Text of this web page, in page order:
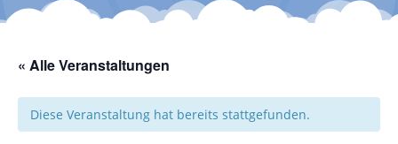
« Alle Veranstaltungen
Diese Veranstaltung hat bereits stattgefunden.